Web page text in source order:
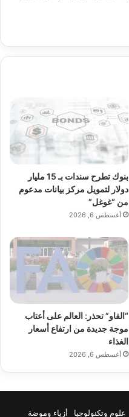
بنوك تطرح سندات بـ 15 مليار
دولار لتمويل مركز بيانات مدعوم
من “غوغل”
أغسطس 6, 2026
“الفاو” تحذر: العالم على أعتاب
موجة جديدة من ارتفاع أسعار
الغذاء
أغسطس 6, 2026
علوم وتكنولوجيا أزياء وموضة